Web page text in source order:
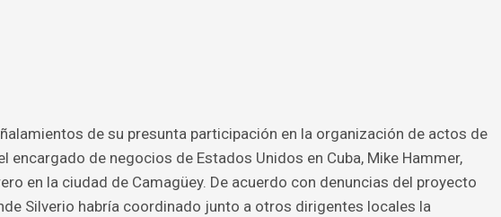
de su presunta participación en la organización de actos de
encargado de negocios de Estados Unidos en Cuba, Mike Hammer,
en la ciudad de Camagüey. De acuerdo con denuncias del proyecto
Silverio habría coordinado junto a otros dirigentes locales la